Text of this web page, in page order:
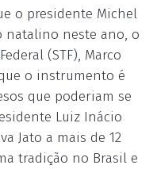
o presidente Michel
natalino neste ano, o
(STF), Marco
o instrumento é
que poderiam se
Luiz Inácio
Jato a mais de 12
tradição no Brasil e